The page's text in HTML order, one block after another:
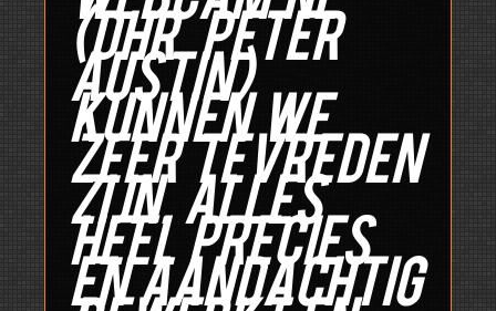
(dhr. Peter
Austin)
kunnen we
zeer tevreden
zijn, alles
heel precies
en aandachtig